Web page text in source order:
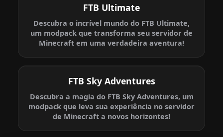
FTB Ultimate
Descubra o incrível mundo do FTB Ultimate,
um modpack que transforma seu servidor de
Minecraft em uma verdadeira aventura!
FTB Sky Adventures
Descubra a magia do FTB Sky Adventures, um
modpack que leva sua experiência no servidor
de Minecraft a novos horizontes!